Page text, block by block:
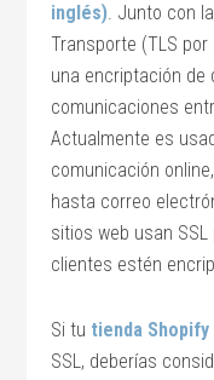
inglés). Junto con
Transporte (TLS
una encriptación de
comunicaciones
Actualmente es
comunicación
hasta correo
sitios web usan
clientes estén
Si tu tienda Shopify
SSL, deberías